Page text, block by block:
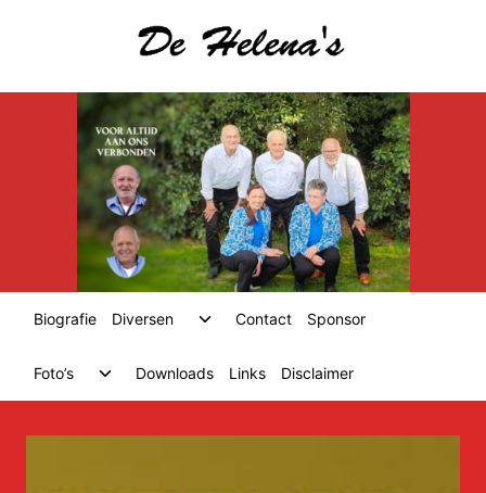
Biografie Diversen
ToggleContact Sponsor
Foto’s
ToggleDownloads Links Disclaimer